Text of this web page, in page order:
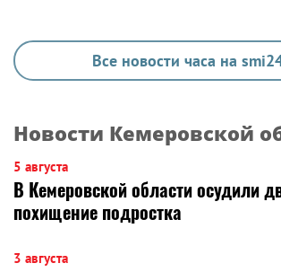
Все новости часа на
Новости Кемеровской
5 августа
В Кемеровской области осудили
похищение подростка
3 августа